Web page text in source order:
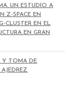
UN ESTUDIO A
Z-SPACE EN
CLUSTER EN EL
EN GRAN
Y TOMA DE